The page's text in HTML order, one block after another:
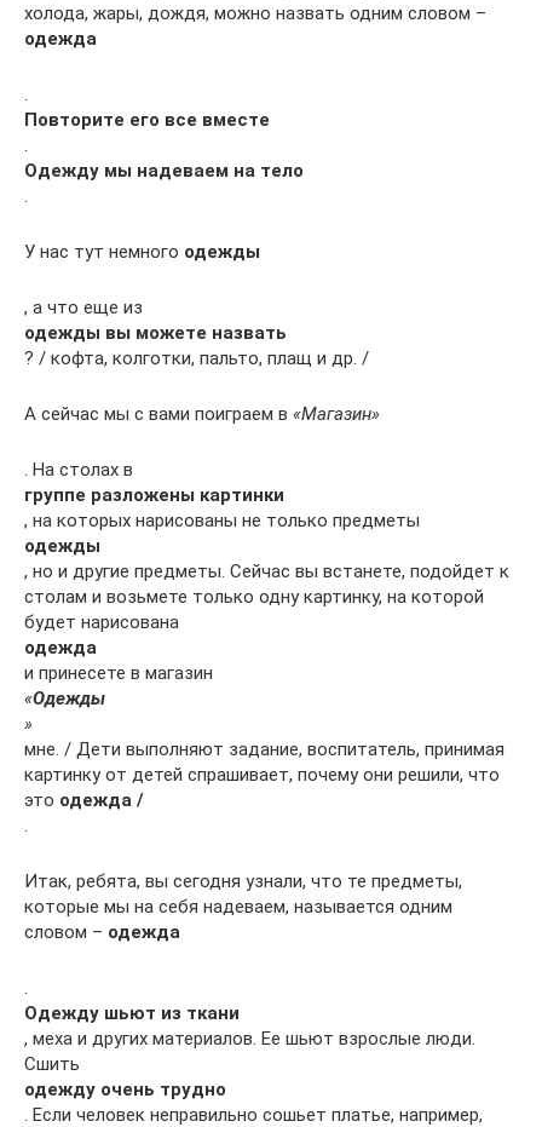
холода, жары, дождя, можно назвать одним словом –
одежда
.
Повторите его все вместе
.
Одежду мы надеваем на тело
.
У нас тут немного одежды
, а что еще из
одежды вы можете назвать
? / кофта, колготки, пальто, плащ и др. /
А сейчас мы с вами поиграем в «Магазин»
. На столах в
группе разложены картинки
, на которых нарисованы не только предметы
одежды
, но и другие предметы. Сейчас вы встанете, подойдет к
столам и возьмете только одну картинку, на которой
будет нарисована
одежда
и принесете в магазин
«Одежды
»
мне. / Дети выполняют задание, воспитатель, принимая
картинку от детей спрашивает, почему они решили, что
это одежда /
.
Итак, ребята, вы сегодня узнали, что те предметы,
которые мы на себя надеваем, называется одним
словом – одежда
.
Одежду шьют из ткани
, меха и других материалов. Ее шьют взрослые люди.
Сшить
одежду очень трудно
. Если человек неправильно сошьет платье, например,